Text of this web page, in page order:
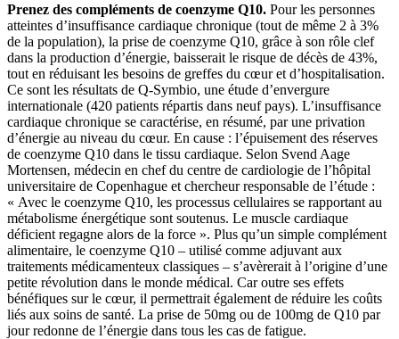
Prenez des compléments de coenzyme Q10. Pour les personnes
atteintes d’insuffisance cardiaque chronique (tout de même 2 à 3%
de la population), la prise de coenzyme Q10, grâce à son rôle clef
dans la production d’énergie, baisserait le risque de décès de 43%,
tout en réduisant les besoins de greffes du cœur et d’hospitalisation.
Ce sont les résultats de Q-Symbio, une étude d’envergure
internationale (420 patients répartis dans neuf pays). L’insuffisance
cardiaque chronique se caractérise, en résumé, par une privation
d’énergie au niveau du cœur. En cause : l’épuisement des réserves
de coenzyme Q10 dans le tissu cardiaque. Selon Svend Aage
Mortensen, médecin en chef du centre de cardiologie de l’hôpital
universitaire de Copenhague et chercheur responsable de l’étude :
« Avec le coenzyme Q10, les processus cellulaires se rapportant au
métabolisme énergétique sont soutenus. Le muscle cardiaque
déficient regagne alors de la force ». Plus qu’un simple complément
alimentaire, le coenzyme Q10 – utilisé comme adjuvant aux
traitements médicamenteux classiques – s’avèrerait à l’origine d’une
petite révolution dans le monde médical. Car outre ses effets
bénéfiques sur le cœur, il permettrait également de réduire les coûts
liés aux soins de santé. La prise de 50mg ou de 100mg de Q10 par
jour redonne de l’énergie dans tous les cas de fatigue.